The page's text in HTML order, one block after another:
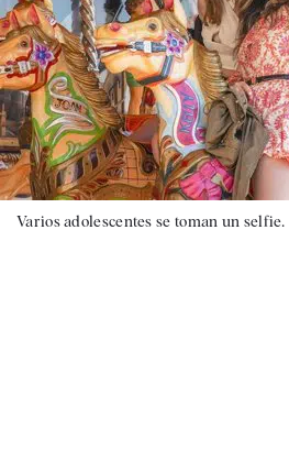
Varios adolescentes se toman un selfie. |